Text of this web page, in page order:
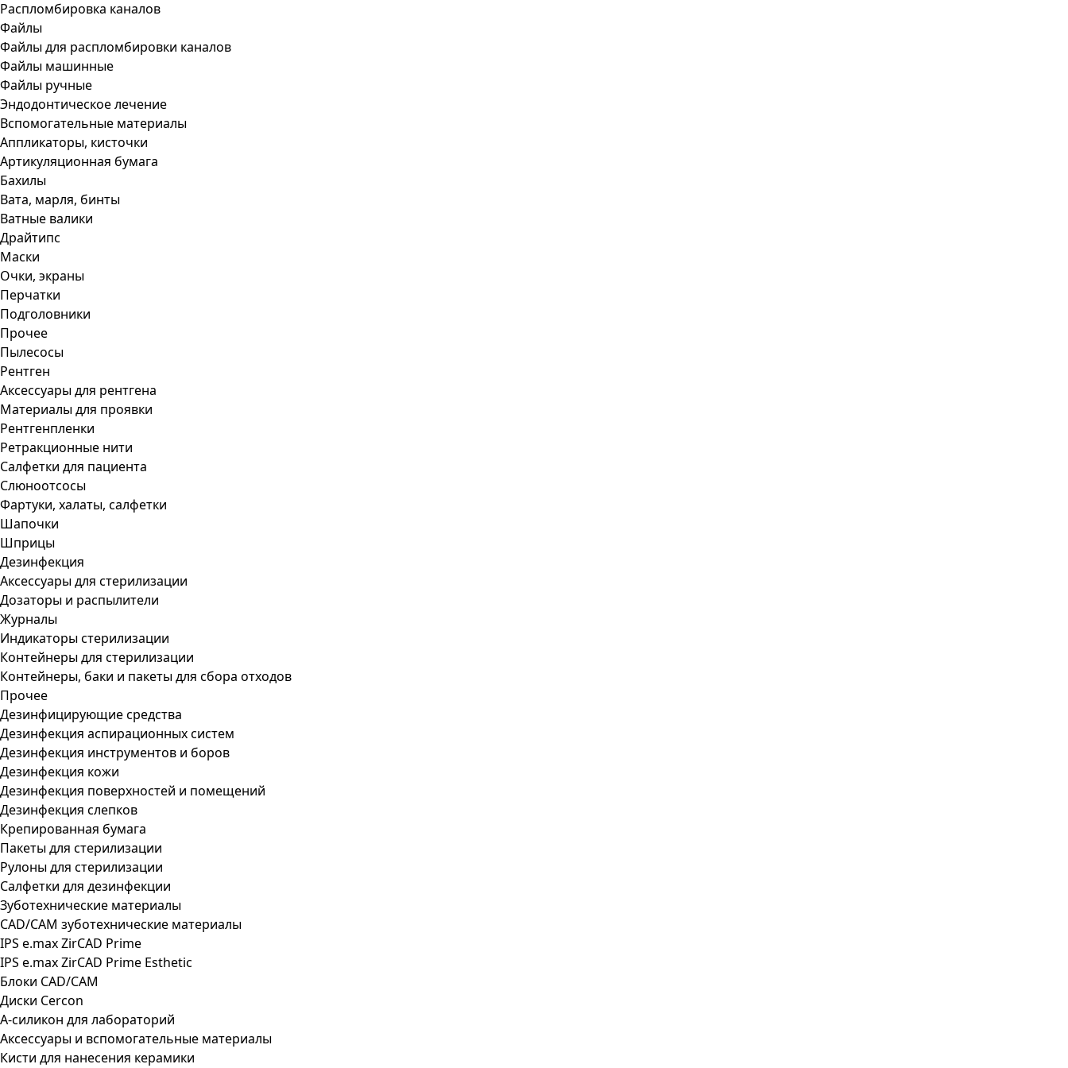
Распломбировка каналов
Файлы
Файлы для распломбировки каналов
Файлы машинные
Файлы ручные
Эндодонтическое лечение
Вспомогательные материалы
Аппликаторы, кисточки
Артикуляционная бумага
Бахилы
Вата, марля, бинты
Ватные валики
Драйтипс
Маски
Очки, экраны
Перчатки
Подголовники
Прочее
Пылесосы
Рентген
Аксессуары для рентгена
Материалы для проявки
Рентгенпленки
Ретракционные нити
Салфетки для пациента
Слюноотсосы
Фартуки, халаты, салфетки
Шапочки
Шприцы
Дезинфекция
Аксессуары для стерилизации
Дозаторы и распылители
Журналы
Индикаторы стерилизации
Контейнеры для стерилизации
Контейнеры, баки и пакеты для сбора отходов
Прочее
Дезинфицирующие средства
Дезинфекция аспирационных систем
Дезинфекция инструментов и боров
Дезинфекция кожи
Дезинфекция поверхностей и помещений
Дезинфекция слепков
Крепированная бумага
Пакеты для стерилизации
Рулоны для стерилизации
Салфетки для дезинфекции
Зуботехнические материалы
CAD/CAM зуботехнические материалы
IPS e.max ZirCAD Prime
IPS e.max ZirCAD Prime Esthetic
Блоки CAD/CAM
Диски Cercon
А-силикон для лабораторий
Аксессуары и вспомогательные материалы
Кисти для нанесения керамики